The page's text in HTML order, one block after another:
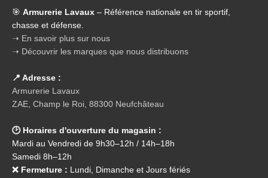
🎯 Armurerie Lavaux – Référence nationale en tir sportif,
chasse et défense.
➝ En savoir plus sur nous
➝ Découvrir les marques que nous distribuons
📍 Adresse :
Armurerie Lavaux
ZAE, Champ le Roi, 88300 Neufchâteau
🕑 Horaires d'ouverture du magasin :
Mardi au Vendredi de 9h30–12h / 14h–18h
Samedi 8h–12h
❌ Fermeture : Lundi, Dimanche et Jours fériés